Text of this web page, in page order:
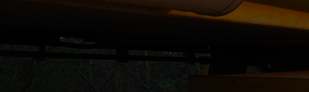
Ihre